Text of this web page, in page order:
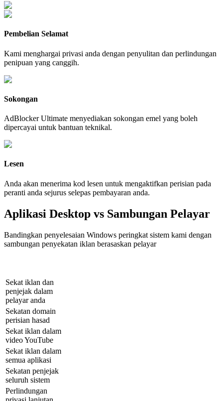
Pembelian Selamat
Kami menghargai privasi anda dengan penyulitan dan perlindungan
penipuan yang canggih.
Sokongan
AdBlocker Ultimate menyediakan sokongan emel yang boleh
dipercayai untuk bantuan teknikal.
Lesen
Anda akan menerima kod lesen untuk mengaktifkan perisian pada
peranti anda sejurus selepas pembayaran anda.
Aplikasi Desktop vs Sambungan Pelayar
Bandingkan penyelesaian Windows peringkat sistem kami dengan
sambungan penyekatan iklan berasaskan pelayar
Sekat iklan dan
penjejak dalam
pelayar anda
Sekatan domain
perisian hasad
Sekat iklan dalam
video YouTube
Sekat iklan dalam
semua aplikasi
Sekatan penjejak
seluruh sistem
Perlindungan